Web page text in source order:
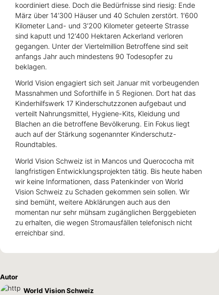
koordiniert diese. Doch die Bedürfnisse sind riesig: Ende
März über 14‘300 Häuser und 40 Schulen zerstört. 1‘600
Kilometer Land- und 3‘200 Kilometer geteerte Strasse
sind kaputt und 12‘400 Hektaren Ackerland verloren
gegangen. Unter der Viertelmillion Betroffene sind seit
anfangs Jahr auch mindestens 90 Todesopfer zu
beklagen.
World Vision engagiert sich seit Januar mit vorbeugenden
Massnahmen und Soforthilfe in 5 Regionen. Dort hat das
Kinderhilfswerk 17 Kinderschutzzonen aufgebaut und
verteilt Nahrungsmittel, Hygiene-Kits, Kleidung und
Blachen an die betroffene Bevölkerung. Ein Fokus liegt
auch auf der Stärkung sogenannter Kinderschutz-
Roundtables.
World Vision Schweiz ist in Mancos und Querococha mit
langfristigen Entwicklungsprojekten tätig. Bis heute haben
wir keine Informationen, dass Patenkinder von World
Vision Schweiz zu Schaden gekommen sein sollen. Wir
sind bemüht, weitere Abklärungen auch aus den
momentan nur sehr mühsam zugänglichen Berggebieten
zu erhalten, die wegen Stromausfällen telefonisch nicht
erreichbar sind.
Autor
World Vision Schweiz